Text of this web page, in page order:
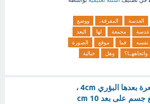
العدسة المفرقة،
ووضع
عدسة مجمعة لها
البعد
نفسه فما موقع
الصورة
واتجاههــا؟ وهل
خيالية
مرآة مقعرة بعدها البؤري 4cm ،
فإذا وضع جسم على بعد cm 10